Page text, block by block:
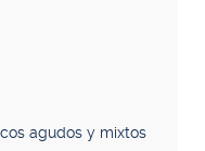
agudos y mixtos